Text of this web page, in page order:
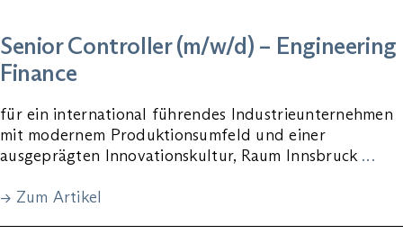
Senior Controller (m/w/d) – Engineering
Finance
für ein international führendes Industrieunternehmen
mit modernem Produktionsumfeld und einer
ausgeprägten Innovationskultur, Raum Innsbruck …
→ Zum Artikel